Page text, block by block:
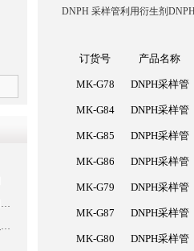
DNPH 采样管利用衍生剂
订货号 产品名称
MK-G78 DNPH采样管
MK-G84 DNPH采样管
MK-G85 DNPH采样管
MK-G86 DNPH采样管
MK-G79 DNPH采样管
MK-G87 DNPH采样管
MK-G80 DNPH采样管
管老化装置能够准确控制各种老化因素的参数
选择合适的非极性色谱柱需要考虑以下几个因素